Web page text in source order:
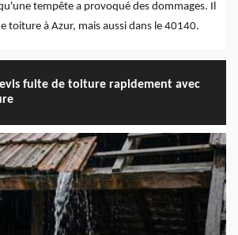
tempête a provoqué des dommages. Il
toiture à Azur, mais aussi dans le 40140.
fuite de toiture rapidement avec